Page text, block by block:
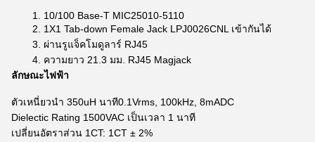
10/100 Base-T MIC25010-5110
1X1 Tab-down Female Jack LPJ0026CNL เข้ากันได้
ผ่านรูแจ็คโมดูลาร์ RJ45
ความยาว 21.3 มม. RJ45 Magjack
ลักษณะไฟฟ้า
ตัวเหนี่ยวนำ 350uH นาที0.1Vrms, 100kHz, 8mADC
Dielectic Rating 1500VAC เป็นเวลา 1 นาที
เปลี่ยนอัตราส่วน 1CT: 1CT ± 2%